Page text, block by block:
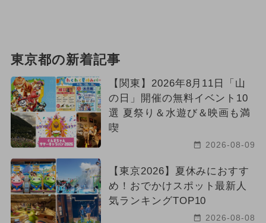
東京都の新着記事
【関東】2026年8月11日「山
の日」開催の無料イベント10
選 夏祭り＆水遊び＆映画も満
喫
2026-08-09
【東京2026】夏休みにおすす
め！おでかけスポット最新人
気ランキングTOP10
2026-08-08